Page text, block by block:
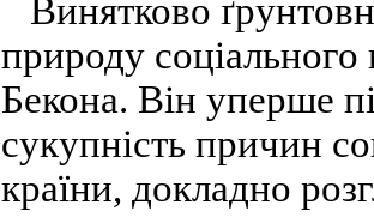
Винятково
природу соціального
Бекона. Він уперше
сукупність причин
країни, докладно